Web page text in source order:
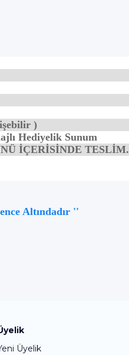
)
Hediyelik Sunum
İÇERİSİNDE TESLİM.
Altındadır ''
Üyelik